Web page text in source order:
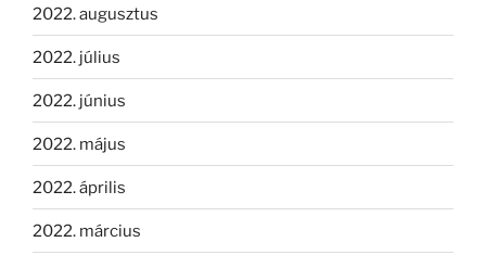
2022. augusztus
2022. július
2022. június
2022. május
2022. április
2022. március